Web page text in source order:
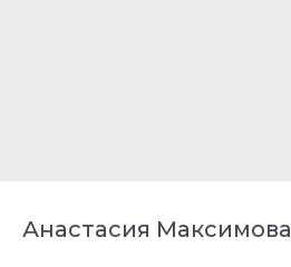
Анастасия Максимова